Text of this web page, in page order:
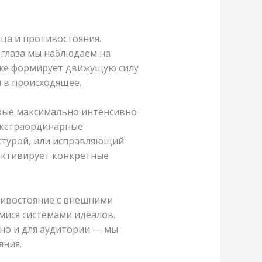
и противостояния.
мы наблюдаем на
формирует движущую силу
в происходящее.
максимально интенсивно
или исправляющий
конкретные
с внешними
системами идеалов.
и для аудитории — мы